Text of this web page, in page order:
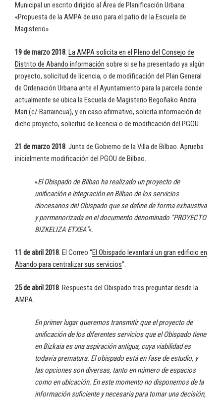
Municipal un escrito dirigido al Área de Planificación Urbana:
«Propuesta de la AMPA de uso para el patio de la Escuela de
Magisterio».
19 de marzo 2018. La AMPA solicita en el Pleno del Consejo de
Distrito de Abando información sobre si se ha presentado ya algún
proyecto, solicitud de licencia, o de modificación del Plan General
de Ordenación Urbana ante el Ayuntamiento para la parcela donde
actualmente se ubica la Escuela de Magisterio Begoñako Andra
Mari (c/ Barraincua), y en caso afirmativo, solicita información de
dicho proyecto, solicitud de licencia o de modificación del PGOU.
21 de marzo 2018. Junta de Gobierno de la Villa de Bilbao. Aprueba
inicialmente modificación del PGOU de Bilbao.
«El Obispado de Bilbao ha realizado un proyecto de
unificación e integración en Bilbao de los servicios
diocesanos del Obispado que se define de forma exhaustiva
y pormenorizada en el documento denominado “PROYECTO
BIZKELIZA ETXEA”«.
11 de abril 2018. El Correo “El Obispado levantará un gran edificio en
Abando para centralizar sus servicios”.
25 de abril 2018. Respuesta del Obispado tras preguntar desde la
AMPA.
En primer lugar queremos transmitir que el proyecto de
unificación de los diferentes servicios que el Obispado tiene
en Bizkaia es una aspiración antigua, cuya viabilidad es
todavía prematura. El obispado está en fase de estudio, y
las opciones son diversas, tanto en número de espacios
como en ubicación. En este momento no disponemos de la
información suficiente y necesaria para tomar una decisión,